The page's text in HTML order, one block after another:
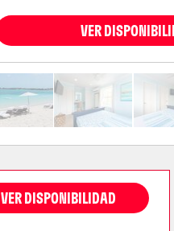
VER
VER DISPONIBILIDAD